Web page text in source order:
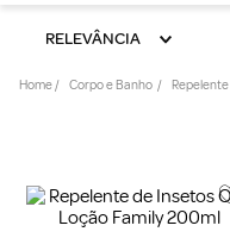
RELEVÂNCIA
Corpo e Banho Repelente